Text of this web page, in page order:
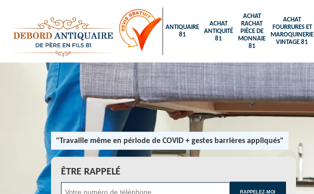
ANTIQUAIRE
81
ACHAT
ANTIQUITÉ
81
ACHAT
RACHAT
PIÈCE DE
MONNAIE
81
ACHAT
FOURRURES ET
MAROQUINERIE
VINTAGE 81
"Travaille même en période de COVID + gestes barrières appliqués"
ÊTRE RAPPELÉ